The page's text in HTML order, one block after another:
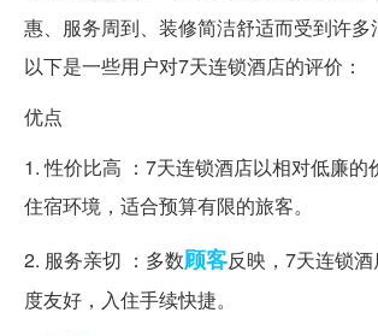
惠、服务周到、装修简洁舒适而受到许多
以下是一些用户对7天连锁酒店的评价：
优点
1. 性价比高 ：7天连锁酒店以相对低廉的
住宿环境，适合预算有限的旅客。
2. 服务亲切 ：多数顾客反映，7天连锁
度友好，入住手续快捷。